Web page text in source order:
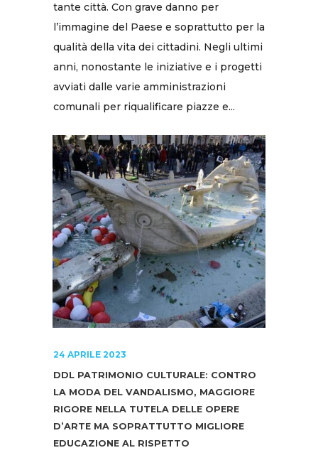
tante città. Con grave danno per
l’immagine del Paese e soprattutto per la
qualità della vita dei cittadini. Negli ultimi
anni, nonostante le iniziative e i progetti
avviati dalle varie amministrazioni
comunali per riqualificare piazze e...
24 APRILE 2023
DDL PATRIMONIO CULTURALE: CONTRO
LA MODA DEL VANDALISMO, MAGGIORE
RIGORE NELLA TUTELA DELLE OPERE
D’ARTE MA SOPRATTUTTO MIGLIORE
EDUCAZIONE AL RISPETTO